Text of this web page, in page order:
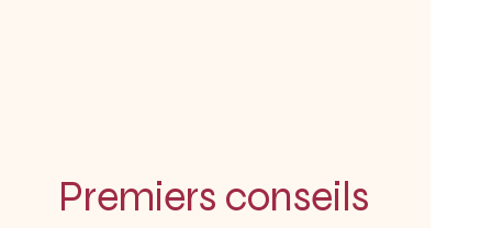
Premiers conseils